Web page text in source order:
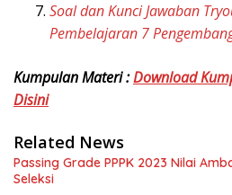
Soal dan Kunci Jawaban
Pembelajaran 7
Kumpulan Materi :Download
Disini
Related News
Passing Grade PPPK 2023 Nilai
Seleksi